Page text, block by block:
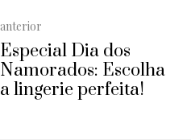
anterior
Especial Dia dos
Namorados: Escolha
a lingerie perfeita!